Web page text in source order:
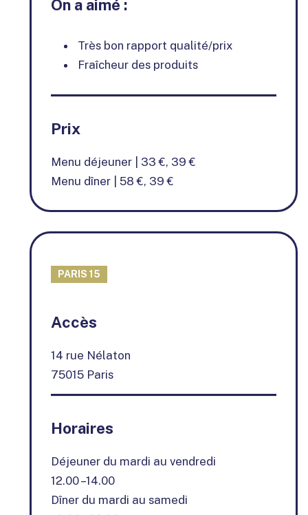
On a aimé :
Très bon rapport qualité/prix
Fraîcheur des produits
Prix
Menu déjeuner | 33 €, 39 €
Menu dîner | 58 €, 39 €
PARIS 15
−
Accès
14 rue Nélaton
75015 Paris
Horaires
Déjeuner du mardi au vendredi
12.00 –14.00
Dîner du mardi au samedi